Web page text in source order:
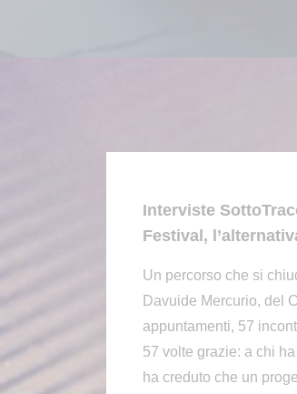
Interviste
Festival,
Un percorso che si
Davuide Mercurio, del
appuntamenti, 57
57 volte grazie: a chi
ha creduto che un